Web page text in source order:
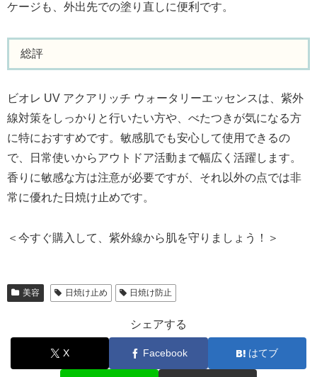
ケージも、外出先での塗り直しに便利です。
総評
ビオレ UV アクアリッチ ウォータリーエッセンスは、紫外
線対策をしっかりと行いたい方や、べたつきが気になる方
に特におすすめです。敏感肌でも安心して使用できるの
で、日常使いからアウトドア活動まで幅広く活躍します。
香りに敏感な方は注意が必要ですが、それ以外の点では非
常に優れた日焼け止めです。
＜今すぐ購入して、紫外線から肌を守りましょう！＞
美容 日焼け止め 日焼け防止
シェアする
X Facebook はてブ